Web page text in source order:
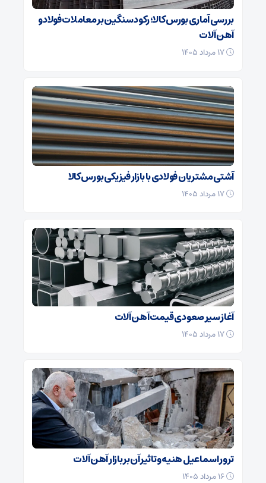
بررسی آماری بورس کالا؛ رکود سنگین بر معاملات فولاد و
آهن آلات
آشتی مشتریان فولادی با بازار فیزیکی بورس کالا
آغاز سیر صعودی قیمت آهن آلات
ترور اسماعیل هنیه و تاثیر آن بر بازار آهن آلات